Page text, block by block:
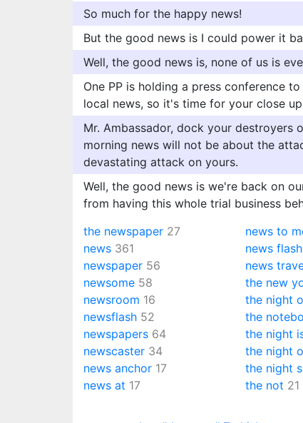
So much for the happy news!
But the good news is I could power it
Well, the good news is, none of us is
One PP is holding a press conference
local news, so it's time for your close
Mr. Ambassador, dock your destroyers
morning news will not be about the
devastating attack on yours.
Well, the good news is we're back on
from having this whole trial business
the newspaper 27
news 361
newspaper 56
newsome 58
newsroom 16
newsflash 52
newspapers 64
newscaster 34
news anchor 17
news at 17
news to
news flash
news
the new
the night
the
the night
the night
the night
the not 21